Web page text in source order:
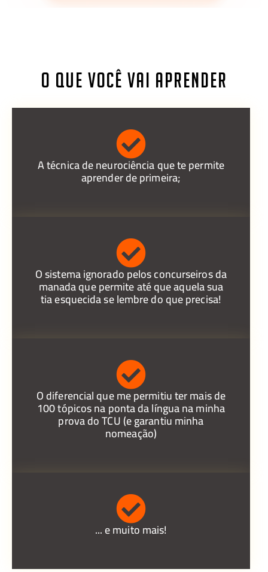
O QUE VOCÊ VAI APRENDER
A técnica de neurociência que te permite
aprender de primeira;
O sistema ignorado pelos concurseiros da
manada que permite até que aquela sua
tia esquecida se lembre do que precisa!
O diferencial que me permitiu ter mais de
100 tópicos na ponta da língua na minha
prova do TCU (e garantiu minha
nomeação)
... e muito mais!